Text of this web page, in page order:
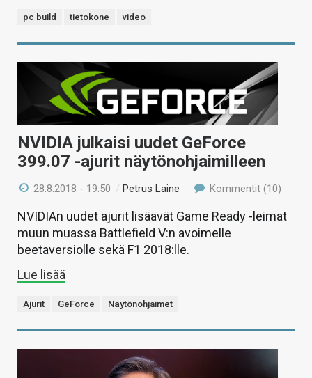
pc build tietokone video
NVIDIA julkaisi uudet GeForce
399.07 -ajurit näytönohjaimilleen
28.8.2018 - 19:50 /Petrus Laine Kommentit (10)
NVIDIAn uudet ajurit lisäävät Game Ready -leimat
muun muassa Battlefield V:n avoimelle
beetaversiolle sekä F1 2018:lle.
Lue lisää
Ajurit GeForce Näytönohjaimet